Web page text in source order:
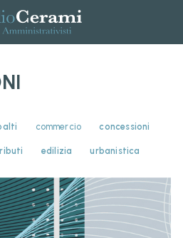
commercio concessioni
edilizia urbanistica